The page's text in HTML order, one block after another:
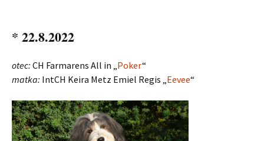
* 22.8.2022
otec: CH Farmarens All in „Poker“
matka: IntCH Keira Metz Emiel Regis „Eevee“